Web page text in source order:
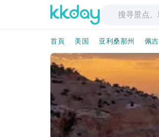
首頁 美国 亚利桑那州 佩吉